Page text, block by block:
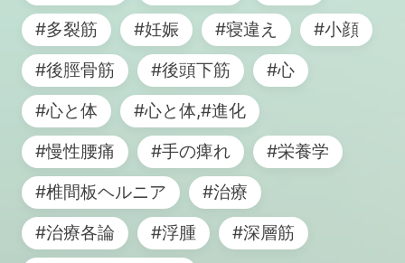
#多裂筋
#妊娠 #寝違え
#小顔
#後脛骨筋
#後頭下筋
#心
#心と体
#心と体,#進化
#慢性腰痛
#手の痺れ
#栄養学
#椎間板ヘルニア
#治療
#治療各論
#浮腫
#深層筋